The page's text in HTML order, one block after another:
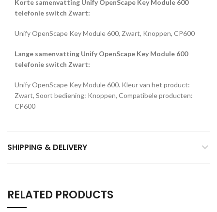
Korte samenvatting Unify OpenScape Key Module 600
telefonie switch Zwart:
Unify OpenScape Key Module 600, Zwart, Knoppen, CP600
Lange samenvatting Unify OpenScape Key Module 600
telefonie switch Zwart:
Unify OpenScape Key Module 600. Kleur van het product:
Zwart, Soort bediening: Knoppen, Compatibele producten:
CP600
SHIPPING & DELIVERY
RELATED PRODUCTS